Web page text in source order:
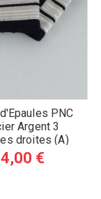
PNC
Argent 3
droites (A)
€